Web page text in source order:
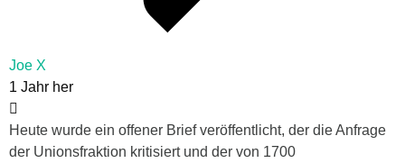
Joe X
1 Jahr her
Heute wurde ein offener Brief veröffentlicht, der die Anfrage
der Unionsfraktion kritisiert und der von 1700